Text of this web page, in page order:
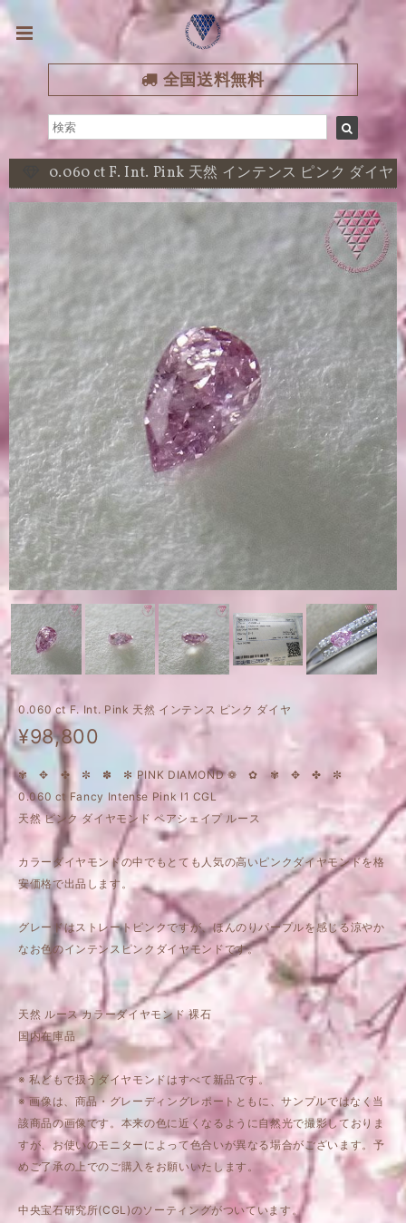
全国送料無料
0.060 ct F. Int. Pink 天然 インテンス ピンク ダイヤ
0.060 ct F. Int. Pink 天然 インテンス ピンク ダイヤ
¥98,800
✾ ✥ ✤ ✼ ✽ ✻ PINK DIAMOND ❁ ✿ ✾ ✥ ✤ ✼
0.060 ct Fancy Intense Pink I1 CGL
天然 ピンク ダイヤモンド ペアシェイプ ルース
カラーダイヤモンドの中でもとても人気の高いピンクダイヤモンドを格
安価格で出品します。
グレードはストレートピンクですが、ほんのりパープルを感じる涼やか
なお色のインテンスピンクダイヤモンドです。
天然 ルース カラーダイヤモンド 裸石
国内在庫品
※ 私どもで扱うダイヤモンドはすべて新品です。
※ 画像は、商品・グレーディングレポートともに、サンプルではなく当
該商品の画像です。本来の色に近くなるように自然光で撮影しておりま
すが、お使いのモニターによって色合いが異なる場合がございます。予
めご了承の上でのご購入をお願いいたします。
中央宝石研究所(CGL)のソーティングがついています。